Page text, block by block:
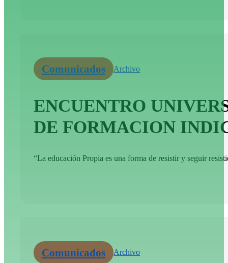
Comunicados Archivo
ENCUENTRO
DE FORMACION
“La educación Propia es una forma de resistir y seguir
Comunicados Archivo